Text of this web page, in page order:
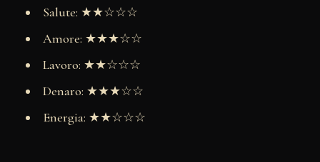
Salute: ★★☆☆☆
Amore: ★★★☆☆
Lavoro: ★★☆☆☆
Denaro: ★★★☆☆
Energia: ★★☆☆☆